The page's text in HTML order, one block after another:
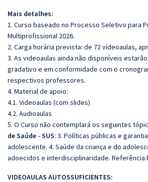
Mais detalhes:
1. Curso baseado no Processo Seletivo para
Multiprofissional 2026.
2. Carga horária prevista: de 72 vídeoaulas,
3. As videoaulas ainda não disponíveis
gradativo e em conformidade com o
respectivos professores.
4. Material de apoio:
4.1. Videoaulas (com slides)
4.2. Audioaulas
5. O Curso não contemplará os seguintes
de Saúde - SUS: 3. Políticas públicas e
adolescente. 4. Saúde da criança e do
adoecidos e interdisciplinaridade. Referência
VIDEOAULAS AUTOSSUFICIENTES: